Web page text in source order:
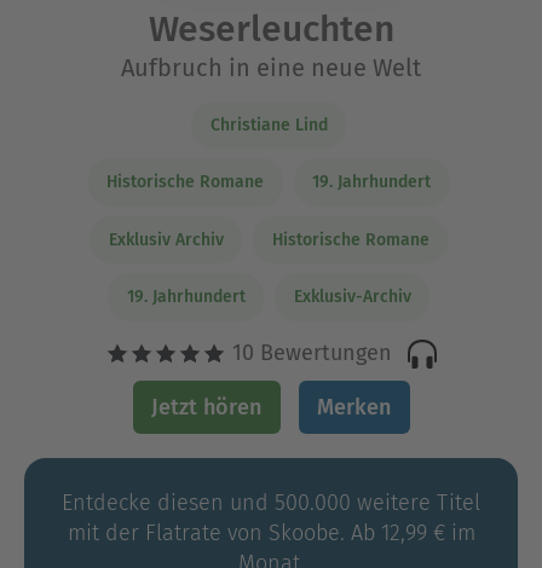
Weserleuchten
Aufbruch in eine neue Welt
Christiane Lind
Historische Romane 19. Jahrhundert
Exklusiv Archiv Historische Romane
19. Jahrhundert Exklusiv-Archiv
10 Bewertungen
Jetzt hören Merken
Entdecke diesen und 500.000 weitere Titel
mit der Flatrate von Skoobe. Ab 12,99 € im